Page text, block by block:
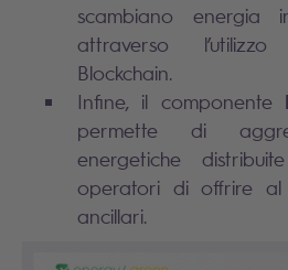
scambiano energia
attraverso
Blockchain.
Infine, il componente
permette di
energetiche
operatori di offrire al
ancillari.